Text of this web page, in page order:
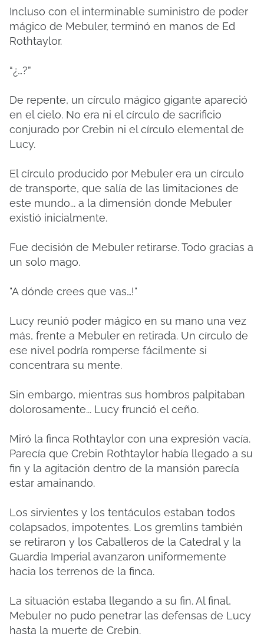
Incluso con el interminable suministro de poder
mágico de Mebuler, terminó en manos de Ed
Rothtaylor.
“¿…?”
De repente, un círculo mágico gigante apareció
en el cielo. No era ni el círculo de sacrificio
conjurado por Crebin ni el círculo elemental de
Lucy.
El círculo producido por Mebuler era un círculo
de transporte, que salía de las limitaciones de
este mundo... a la dimensión donde Mebuler
existió inicialmente.
Fue decisión de Mebuler retirarse. Todo gracias a
un solo mago.
"A dónde crees que vas…!"
Lucy reunió poder mágico en su mano una vez
más, frente a Mebuler en retirada. Un círculo de
ese nivel podría romperse fácilmente si
concentrara su mente.
Sin embargo, mientras sus hombros palpitaban
dolorosamente... Lucy frunció el ceño.
Miró la finca Rothtaylor con una expresión vacía.
Parecía que Crebin Rothtaylor había llegado a su
fin y la agitación dentro de la mansión parecía
estar amainando.
Los sirvientes y los tentáculos estaban todos
colapsados, impotentes. Los gremlins también
se retiraron y los Caballeros de la Catedral y la
Guardia Imperial avanzaron uniformemente
hacia los terrenos de la finca.
La situación estaba llegando a su fin. Al final,
Mebuler no pudo penetrar las defensas de Lucy
hasta la muerte de Crebin.